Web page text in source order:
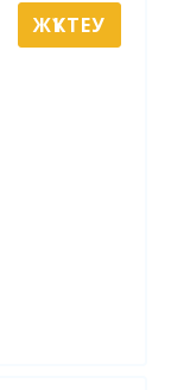
ЖҮКТЕУ